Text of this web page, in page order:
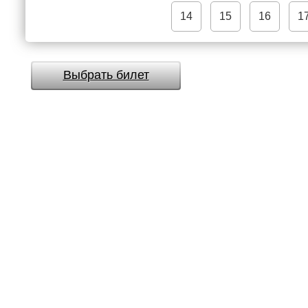
14 15 16
Выбрать билет